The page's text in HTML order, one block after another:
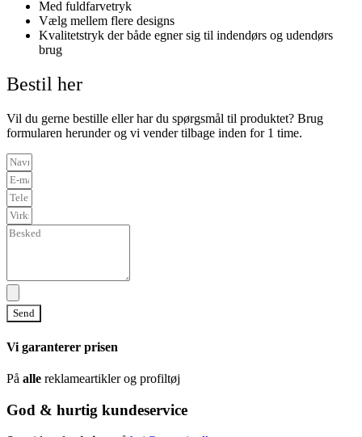
Med fuldfarvetryk
Vælg mellem flere designs
Kvalitetstryk der både egner sig til indendørs og udendørs
brug
Bestil her
Vil du gerne bestille eller har du spørgsmål til produktet? Brug
formularen herunder og vi vender tilbage inden for 1 time.
Send
Vi garanterer prisen
På alle reklameartikler og profiltøj
God & hurtig kundeservice